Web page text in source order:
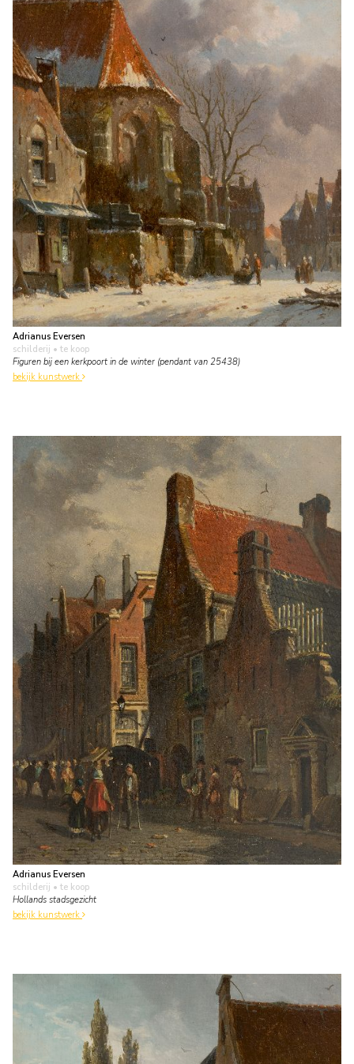
Adrianus Eversen
schilderij • te koop
Figuren bij een kerkpoort in de winter (pendant van 25438)
bekijk kunstwerk
Adrianus Eversen
schilderij • te koop
Hollands stadsgezicht
bekijk kunstwerk